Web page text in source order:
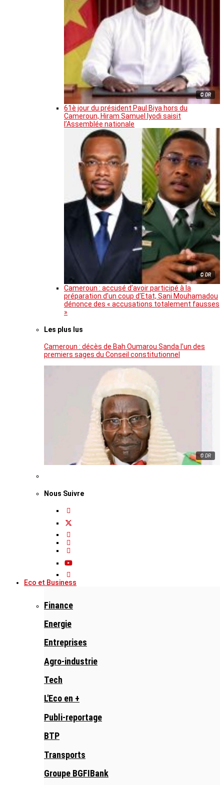
© DR
61è jour du président Paul Biya hors du
Cameroun, Hiram Samuel Iyodi saisit
l’Assemblée nationale
© DR
Cameroun : accusé d’avoir participé à la
préparation d’un coup d’Etat, Sani Mouhamadou
dénonce des « accusations totalement fausses
»
Les plus lus
Cameroun : décès de Bah Oumarou Sanda l’un des
premiers sages du Conseil constitutionnel
© DR
Nous Suivre
Eco et Business
Finance
Energie
Entreprises
Agro-industrie
Tech
L'Eco en +
Publi-reportage
BTP
Transports
Groupe BGFIBank